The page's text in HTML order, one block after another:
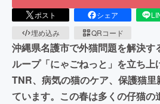
ポスト シェア
埋め込み
QRコード
沖縄県名護市で外猫問題を解決す
ループ「にゃごねっと」を立ち上
TNR、病気の猫のケア、保護猫
ています。この春は多くの仔猫の